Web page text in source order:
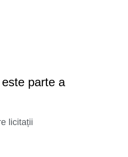
parte a
licitații